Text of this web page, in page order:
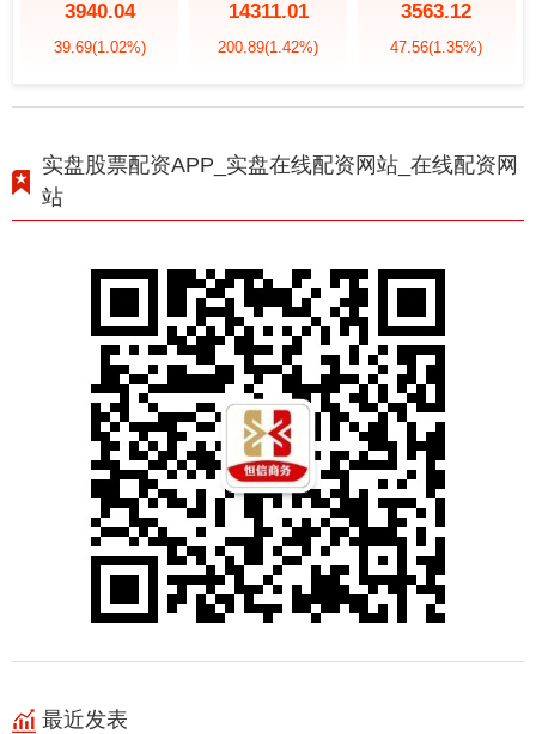
3940.04
39.69(1.02%)
14311.01
200.89(1.42%)
3563.12
47.56(1.35%)
实盘股票配资APP_实盘在线配资网站_在线配资网
站
最近发表